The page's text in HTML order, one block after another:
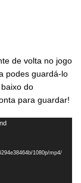
de volta no jogo
podes guardá-lo
do
para guardar!
1080p/mp4/